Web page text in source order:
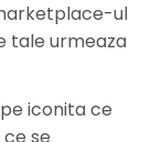
ul
tale urmeaza
iconita ce